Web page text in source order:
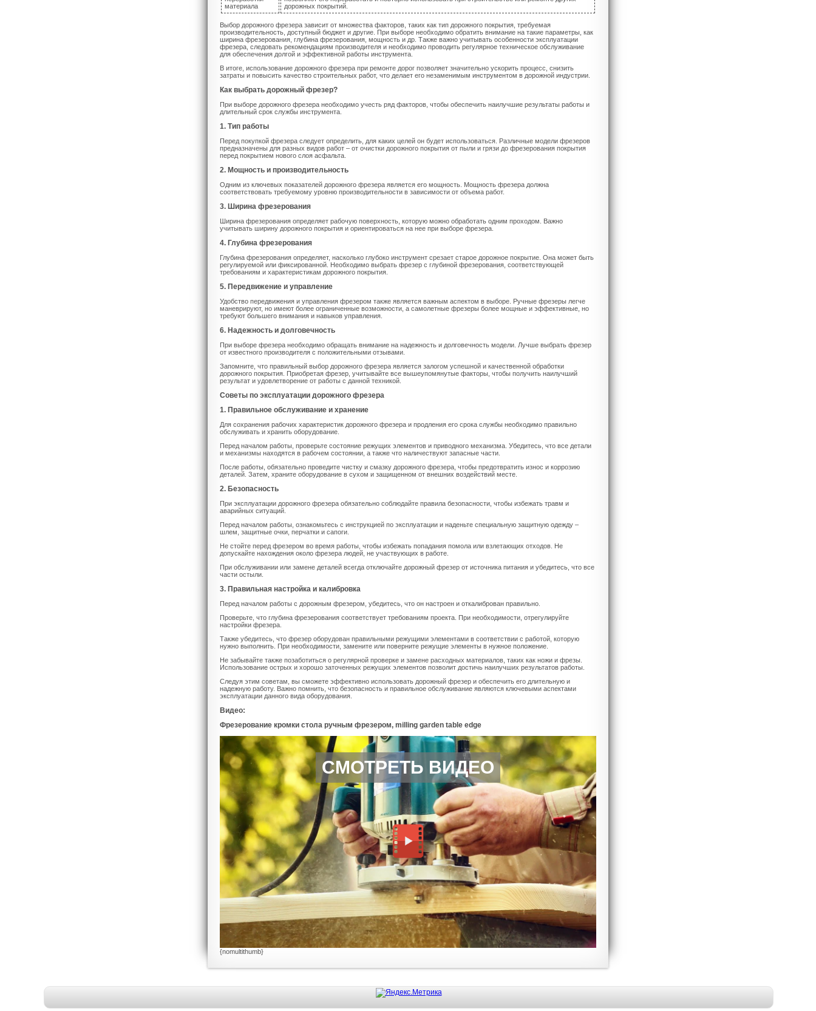
материала
дорожных покрытий.
Выбор дорожного фрезера зависит от множества факторов, таких как тип дорожного покрытия, требуемая
производительность, доступный бюджет и другие. При выборе необходимо обратить внимание на такие параметры, как
ширина фрезерования, глубина фрезерования, мощность и др. Также важно учитывать особенности эксплуатации
фрезера, следовать рекомендациям производителя и необходимо проводить регулярное техническое обслуживание
для обеспечения долгой и эффективной работы инструмента.
В итоге, использование дорожного фрезера при ремонте дорог позволяет значительно ускорить процесс, снизить
затраты и повысить качество строительных работ, что делает его незаменимым инструментом в дорожной индустрии.
Как выбрать дорожный фрезер?
При выборе дорожного фрезера необходимо учесть ряд факторов, чтобы обеспечить наилучшие результаты работы и
длительный срок службы инструмента.
1. Тип работы
Перед покупкой фрезера следует определить, для каких целей он будет использоваться. Различные модели фрезеров
предназначены для разных видов работ – от очистки дорожного покрытия от пыли и грязи до фрезерования покрытия
перед покрытием нового слоя асфальта.
2. Мощность и производительность
Одним из ключевых показателей дорожного фрезера является его мощность. Мощность фрезера должна
соответствовать требуемому уровню производительности в зависимости от объема работ.
3. Ширина фрезерования
Ширина фрезерования определяет рабочую поверхность, которую можно обработать одним проходом. Важно
учитывать ширину дорожного покрытия и ориентироваться на нее при выборе фрезера.
4. Глубина фрезерования
Глубина фрезерования определяет, насколько глубоко инструмент срезает старое дорожное покрытие. Она может быть
регулируемой или фиксированной. Необходимо выбрать фрезер с глубиной фрезерования, соответствующей
требованиям и характеристикам дорожного покрытия.
5. Передвижение и управление
Удобство передвижения и управления фрезером также является важным аспектом в выборе. Ручные фрезеры легче
маневрируют, но имеют более ограниченные возможности, а самолетные фрезеры более мощные и эффективные, но
требуют большего внимания и навыков управления.
6. Надежность и долговечность
При выборе фрезера необходимо обращать внимание на надежность и долговечность модели. Лучше выбрать фрезер
от известного производителя с положительными отзывами.
Запомните, что правильный выбор дорожного фрезера является залогом успешной и качественной обработки
дорожного покрытия. Приобретая фрезер, учитывайте все вышеупомянутые факторы, чтобы получить наилучший
результат и удовлетворение от работы с данной техникой.
Советы по эксплуатации дорожного фрезера
1. Правильное обслуживание и хранение
Для сохранения рабочих характеристик дорожного фрезера и продления его срока службы необходимо правильно
обслуживать и хранить оборудование.
Перед началом работы, проверьте состояние режущих элементов и приводного механизма. Убедитесь, что все детали
и механизмы находятся в рабочем состоянии, а также что наличествуют запасные части.
После работы, обязательно проведите чистку и смазку дорожного фрезера, чтобы предотвратить износ и коррозию
деталей. Затем, храните оборудование в сухом и защищенном от внешних воздействий месте.
2. Безопасность
При эксплуатации дорожного фрезера обязательно соблюдайте правила безопасности, чтобы избежать травм и
аварийных ситуаций.
Перед началом работы, ознакомьтесь с инструкцией по эксплуатации и наденьте специальную защитную одежду –
шлем, защитные очки, перчатки и сапоги.
Не стойте перед фрезером во время работы, чтобы избежать попадания помола или взлетающих отходов. Не
допускайте нахождения около фрезера людей, не участвующих в работе.
При обслуживании или замене деталей всегда отключайте дорожный фрезер от источника питания и убедитесь, что все
части остыли.
3. Правильная настройка и калибровка
Перед началом работы с дорожным фрезером, убедитесь, что он настроен и откалиброван правильно.
Проверьте, что глубина фрезерования соответствует требованиям проекта. При необходимости, отрегулируйте
настройки фрезера.
Также убедитесь, что фрезер оборудован правильными режущими элементами в соответствии с работой, которую
нужно выполнить. При необходимости, замените или поверните режущие элементы в нужное положение.
Не забывайте также позаботиться о регулярной проверке и замене расходных материалов, таких как ножи и фрезы.
Использование острых и хорошо заточенных режущих элементов позволит достичь наилучших результатов работы.
Следуя этим советам, вы сможете эффективно использовать дорожный фрезер и обеспечить его длительную и
надежную работу. Важно помнить, что безопасность и правильное обслуживание являются ключевыми аспектами
эксплуатации данного вида оборудования.
Видео:
Фрезерование кромки стола ручным фрезером, milling garden table edge
СМОТРЕТЬ ВИДЕО
{nomultithumb}